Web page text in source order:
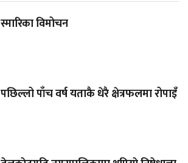
स्मारिका विमोचन
पछिल्लो पाँच वर्ष यताकै धेरै क्षेत्रफलमा रोपाइँ